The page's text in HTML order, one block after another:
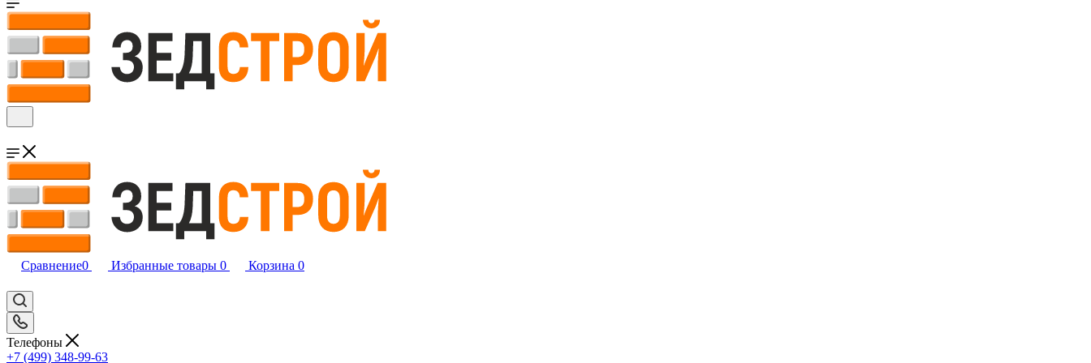
Сравнение0 Избранные товары 0 Корзина 0
Телефоны
+7 (499) 348-99-63